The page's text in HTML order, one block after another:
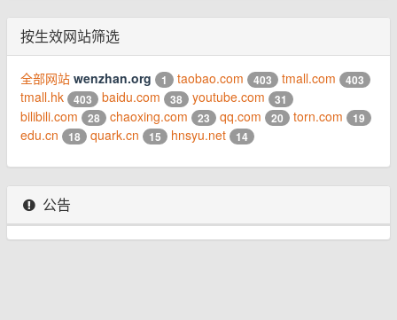
按生效网站筛选
全部网站 wenzhan.org 1 taobao.com 403 tmall.com 403
tmall.hk 403 baidu.com 38 youtube.com 31
bilibili.com 28 chaoxing.com 23 qq.com 20 torn.com 19
edu.cn 18 quark.cn 15 hnsyu.net 14
公告